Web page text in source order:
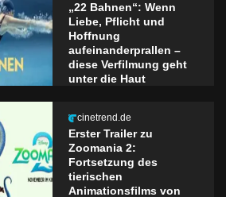
„22 Bahnen“: Wenn
Liebe, Pflicht und
Hoffnung
aufeinanderprallen –
diese Verfilmung geht
unter die Haut
cinetrend.de
Erster Trailer zu
Zoomania 2:
Fortsetzung des
tierischen
Animationsfilms von